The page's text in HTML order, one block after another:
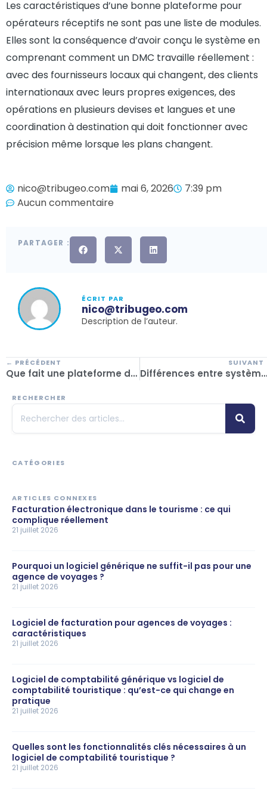
Les caractéristiques d’une bonne plateforme pour
opérateurs réceptifs ne sont pas une liste de modules.
Elles sont la conséquence d’avoir conçu le système en
comprenant comment un DMC travaille réellement :
avec des fournisseurs locaux qui changent, des clients
internationaux avec leurs propres exigences, des
opérations en plusieurs devises et langues et une
coordination à destination qui doit fonctionner avec
précision même lorsque les plans changent.
nico@tribugeo.com mai 6, 2026
7:39 pm
Aucun commentaire
PARTAGER :
ÉCRIT PAR
nico@tribugeo.com
Description de l’auteur.
← PRÉCÉDENT
Que fait une plateforme de tourisme réceptif et comment aide-t-elle à la croissance ? Différences entre système générique et plateforme spécialisée en réceptif
RECHERCHER
CATÉGORIES
ARTICLES CONNEXES
Facturation électronique dans le tourisme : ce qui
complique réellement
21 juillet 2026
Pourquoi un logiciel générique ne suffit-il pas pour une
agence de voyages ?
21 juillet 2026
Logiciel de facturation pour agences de voyages :
caractéristiques
21 juillet 2026
Logiciel de comptabilité générique vs logiciel de
comptabilité touristique : qu’est-ce qui change en
pratique
21 juillet 2026
Quelles sont les fonctionnalités clés nécessaires à un
logiciel de comptabilité touristique ?
21 juillet 2026